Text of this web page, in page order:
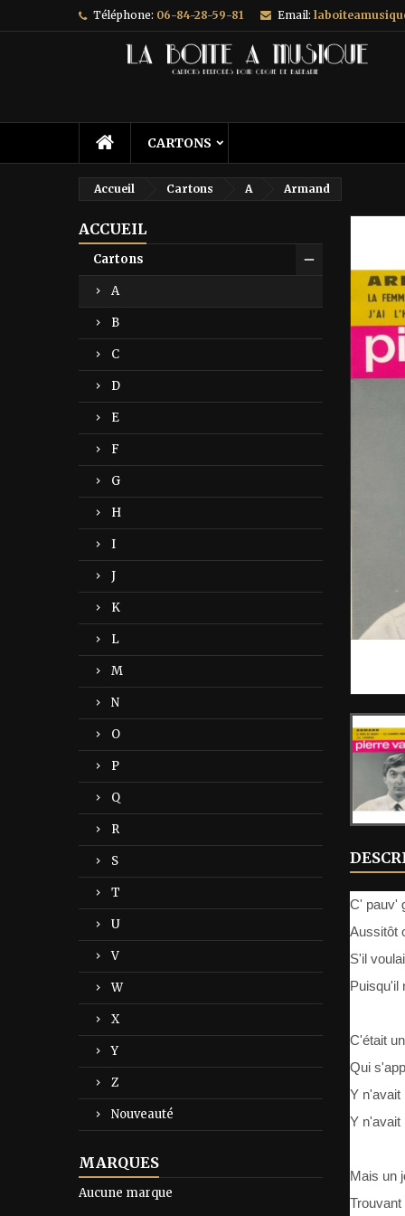
Téléphone: 06-84-28-59-81 Email:
CARTONS
Accueil Cartons A Armand
ACCUEIL
Cartons
A
B
C
D
E
F
G
H
I
J
K
L
M
N
O
P
Q
R
S
T
U
V
W
X
Y
Z
Nouveauté
MARQUES
Aucune marque
C' pauv'
Aussitôt
S'il
Puisqu'il
C'était
Qui
Y n'avait
Y n'avait
Mais un
Trouvant